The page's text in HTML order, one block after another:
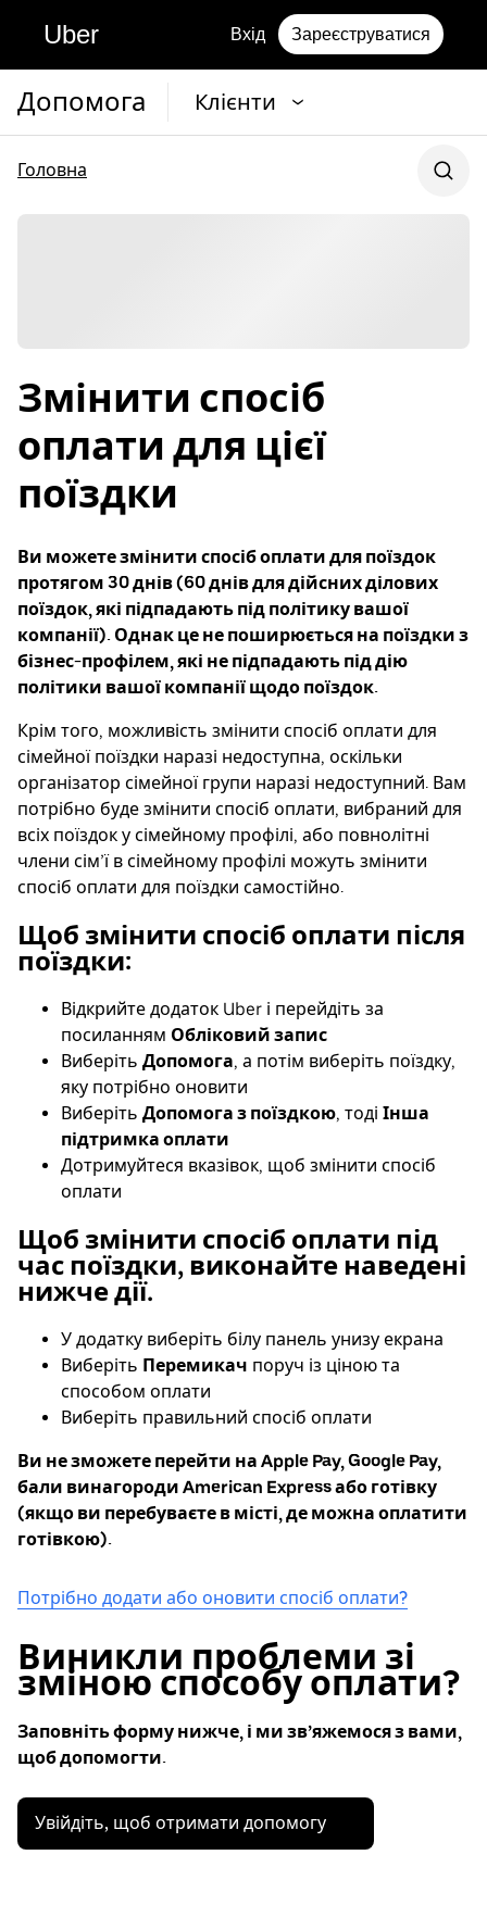
Uber Вхід Зареєструватися
Допомога Клієнти
Головна
Змінити спосіб
оплати для цієї
поїздки
Ви можете змінити спосіб оплати для поїздок
протягом 30 днів (60 днів для дійсних ділових
поїздок, які підпадають під політику вашої
компанії). Однак це не поширюється на поїздки з
бізнес-профілем, які не підпадають під дію
політики вашої компанії щодо поїздок.
Крім того, можливість змінити спосіб оплати для
сімейної поїздки наразі недоступна, оскільки
організатор сімейної групи наразі недоступний. Вам
потрібно буде змінити спосіб оплати, вибраний для
всіх поїздок у сімейному профілі, або повнолітні
члени сім’ї в сімейному профілі можуть змінити
спосіб оплати для поїздки самостійно.
Щоб змінити спосіб оплати після
поїздки:
Відкрийте додаток Uber і перейдіть за
посиланням Обліковий запис
Виберіть Допомога, а потім виберіть поїздку,
яку потрібно оновити
Виберіть Допомога з поїздкою, тоді Інша
підтримка оплати
Дотримуйтеся вказівок, щоб змінити спосіб
оплати
Щоб змінити спосіб оплати під
час поїздки, виконайте наведені
нижче дії.
У додатку виберіть білу панель унизу екрана
Виберіть Перемикач поруч із ціною та
способом оплати
Виберіть правильний спосіб оплати
Ви не зможете перейти на Apple Pay, Google Pay,
бали винагороди American Express або готівку
(якщо ви перебуваєте в місті, де можна оплатити
готівкою).
Потрібно додати або оновити спосіб оплати?
Виникли проблеми зі
зміною способу оплати?
Заповніть форму нижче, і ми зв’яжемося з вами,
щоб допомогти.
Увійдіть, щоб отримати допомогу